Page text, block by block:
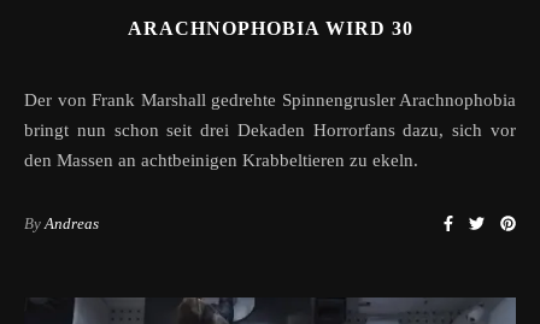
ARACHNOPHOBIA WIRD 30
Der von Frank Marshall gedrehte Spinnengrusler Arachnophobia
bringt nun schon seit drei Dekaden Horrorfans dazu, sich vor
den Massen an achtbeinigen Krabbeltieren zu ekeln.
ByAndreas